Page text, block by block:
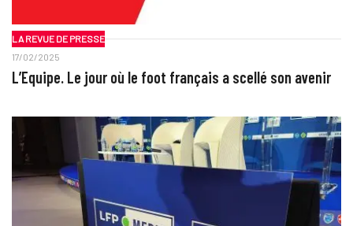
LA REVUE DE PRESSE
17/02/2025
L’Equipe. Le jour où le foot français a scellé son avenir